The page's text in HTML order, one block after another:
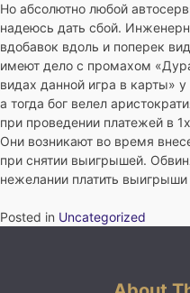
Но абсолютно любой
надеюсь дать сбой.
вдобавок вдоль и поперек
имеют дело с промахом
видах данной игра в карты»
а тогда бог велел
при проведении платежей в
Они возникают во время
при снятии выигрышей.
нежелании платить
Posted in Uncategorized